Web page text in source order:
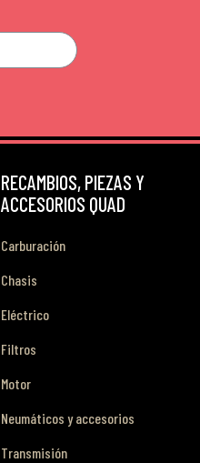
RECAMBIOS, PIEZAS Y
ACCESORIOS QUAD
Carburación
Chasis
Eléctrico
Filtros
Motor
Neumáticos y accesorios
Transmisión